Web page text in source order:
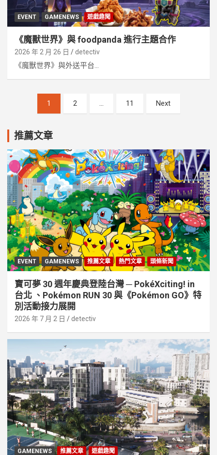
EVENT GAMENEWS 遊戲趣聞
《魔獸世界》與 ​foodpanda ​進行主題​合作
2026 年 2 月 26 日 detectiv
《魔​獸​世界》​與​外送​平台...
分
頁
1 2 ... 11 Next
推薦文章
EVENT GAMENEWS 推薦文章 熱門文章 頭條新聞
寶可夢 30 週年慶典登陸台灣 ─ PokéXciting! in
台北 、Pokémon RUN 30 與《Pokémon GO》特
別活動接⼒展開
2026 年 7 月 2 日 detectiv
GAMENEWS 推薦文章 遊戲趣聞